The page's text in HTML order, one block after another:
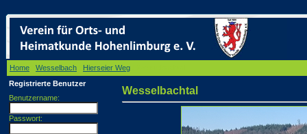
Home Wesselbach Hierseier Weg
Registrierte Benutzer
Benutzername:
Passwort:
Wesselbachtal